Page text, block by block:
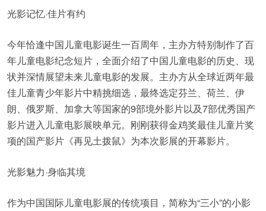
光影记忆·佳片有约
今年恰逢中国儿童电影诞生一百周年，主办方特别制作了百
年儿童电影纪念短片，全面介绍了中国儿童电影的历史、现
状并深情展望未来儿童电影的发展。主办方从全球近两年最
佳儿童青少年影片中精挑细选，最终选定芬兰、荷兰、伊
朗、俄罗斯、加拿大等国家的9部境外影片以及7部优秀国产
影片进入儿童电影展映单元。刚刚获得金鸡奖最佳儿童片奖
项的国产影片《再见土拨鼠》为本次影展的开幕影片。
光影魅力·身临其境
作为中国国际儿童电影展的传统项目，简称为“三小”的小影